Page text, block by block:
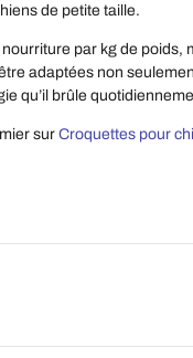
de petite taille.
par kg de
adaptées non
qu’il brûle
surCroquettes pour